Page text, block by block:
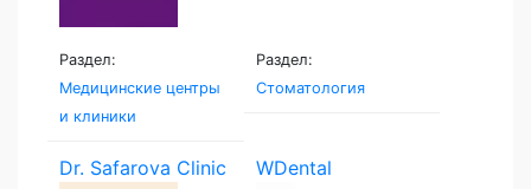
Раздел:
Медицинские центры
и клиники
Раздел:
Стоматология
Dr. Safarova Clinic WDental